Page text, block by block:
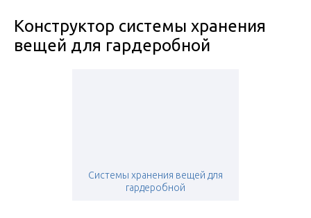
Конструктор системы хранения
вещей для гардеробной
Системы хранения вещей для
гардеробной